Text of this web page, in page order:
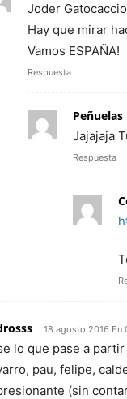
Joder
Hay que mirar
Vamos ESPAÑA!
Respuesta
Peñuelas
Jajajaja
Respuesta
18 agosto 2016 En
lo que pase a
pau, felipe,
(sin